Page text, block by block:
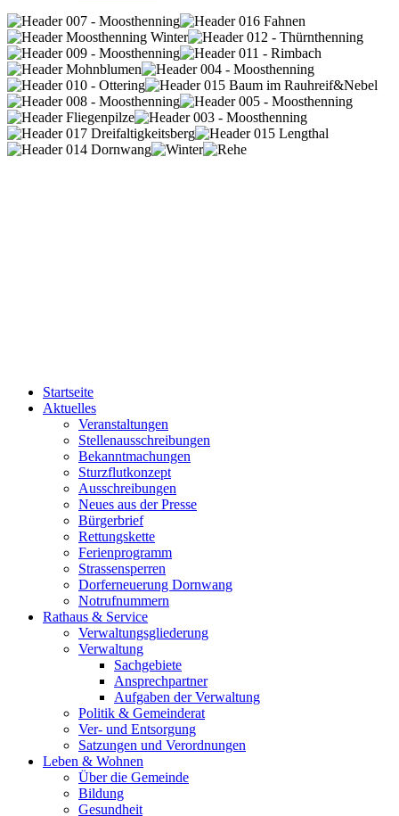
Startseite
Aktuelles
Veranstaltungen
Stellenausschreibungen
Bekanntmachungen
Sturzflutkonzept
Ausschreibungen
Neues aus der Presse
Bürgerbrief
Rettungskette
Ferienprogramm
Strassensperren
Dorferneuerung Dornwang
Notrufnummern
Rathaus & Service
Verwaltungsgliederung
Verwaltung
Sachgebiete
Ansprechpartner
Aufgaben der Verwaltung
Politik & Gemeinderat
Ver- und Entsorgung
Satzungen und Verordnungen
Leben & Wohnen
Über die Gemeinde
Bildung
Gesundheit